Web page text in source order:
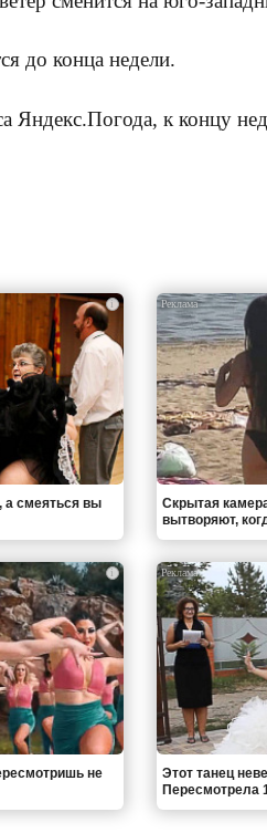
до конца недели.
Яндекс.Погода, к концу
i
а смеяться вы
Скрытая
вытворяют,
i
не
Этот танец
Пересмотрела